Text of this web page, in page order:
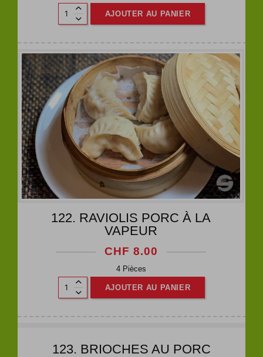
AJOUTER AU PANIER
122. RAVIOLIS PORC À LA
VAPEUR
CHF 8.00
4 Pièces
AJOUTER AU PANIER
123. BRIOCHES AU PORC